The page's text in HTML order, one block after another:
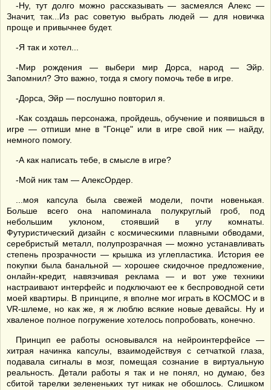
-Ну, тут долго можно рассказывать — засмеялся Алекс —
Значит, так...Из рас советую выбрать людей — для новичка
проще и привычнее будет.
-Я так и хотел...
-Мир рождения — выбери мир Дорса, народ — Эйр.
Запомнил? Это важно, тогда я смогу помочь тебе в игре.
-Дорса, Эйр — послушно повторил я.
-Как создашь персонажа, пройдешь, обучение и появишься в
игре — отпиши мне в "Гонце" или в игре свой ник — найду,
немного помогу.
-А как написать тебе, в смысле в игре?
-Мой ник там — АлексОрдер.
...моя капсула была свежей модели, почти новенькая.
Больше всего она напоминала полукруглый гроб, под
небольшим уклоном, стоявший в углу комнаты.
Футуристический дизайн с космическими плавными обводами,
серебристый металл, полупрозрачная — можно устанавливать
степень прозрачности — крышка из углепластика. История ее
покупки была банальной — хорошее скидочное предложение,
онлайн-кредит, навязчивая реклама — и вот уже техники
настраивают интерфейс и подключают ее к беспроводной сети
моей квартиры. В принципе, я вполне мог играть в КОСМОС и в
VR-шлеме, но как же, я ж люблю всякие новые девайсы. Ну и
хваленое полное погружение хотелось попробовать, конечно.
Принцип ее работы основывался на нейроинтерфейсе —
хитрая начинка капсулы, взаимодействуя с сетчаткой глаза,
подавала сигналы в мозг, помещая сознание в виртуальную
реальность. Детали работы я так и не понял, но думаю, без
сбитой тарелки зелененьких тут никак не обошлось. Слишком